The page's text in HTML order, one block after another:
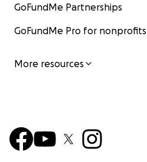
GoFundMe Partnerships
GoFundMe Pro for nonprofits
More resources